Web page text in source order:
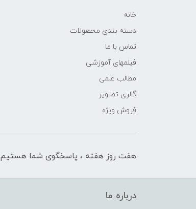
خانه
دسته بندی محصولات
تماس با ما
فیلمهای آموزشی
مطالب علمی
گالری تصاویر
فروش ویژه
هفت روز هفته ، پاسخگوی شما هستیم
درباره ما